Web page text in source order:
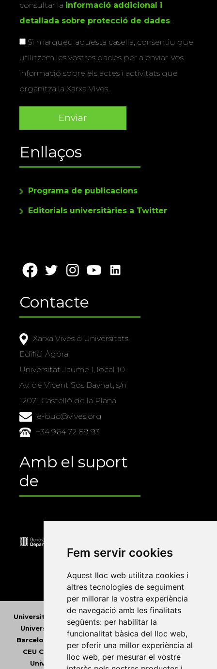
Fem servir cookies
Aquest lloc web utilitza cookies i
altres tecnologies de seguiment
per millorar la vostra experiència
de navegació amb les finalitats
següents: per habilitar la
funcionalitat bàsica del lloc web,
per oferir una millor experiència al
lloc web, per mesurar el vostre
consultar la informació addicional i
detallada sobre protecció de dades.
Si marqueu aquesta casella, consentiu que
utilitzem les vostres dades per a enviar-vos
informació sobre els actes i activitats que
organitza la Xarxa Vives.
Enllaços
Programa de publicacions
Editorials universitàries a Twitter
Contacte
Xarxa Vives d'Universitats
Edifici Àgora
Universitat Jaume I, local 10
Av. de Vicent Sos Baynat, s/n
12071 Castelló de la Plana
e-buc@vives.org
+34 964 72 89 93
Amb el suport
de
Universitat Abat Oliba CEU
Universitat d'Andorra
•
Barcelona
Universitat
CEU Cardenal Herrera
Universitat de Girona
Universitat de les Illes Balears